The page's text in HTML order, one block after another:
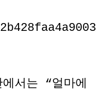
서는 “얼마에